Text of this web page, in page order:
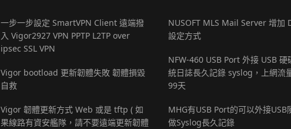
一步一步設定 SmartVPN Client 遠端撥
入 Vigor2927 VPN PPTP L2TP over
ipsec SSL VPN
Vigor bootload 更新韌體失敗 韌體損毀
自救
Vigor 韌體更新方式 Web 或是 tftp ( 如
果線路有資安艦隊，請不要遠端更新韌體
NUSOFT MLS Mail Server 增加
設定方式
NFW-460 USB Port 外接 USB 硬
統日誌長久記錄 syslog，上網流
99天
MHG有USB Port的可以外接USB
做Syslog長久記錄